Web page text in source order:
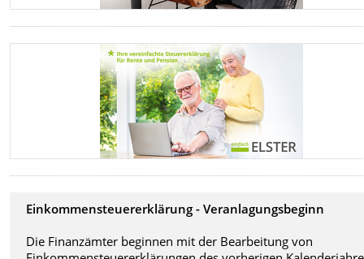
Einkommensteuererklärung - Veranlagungsbeginn
Die Finanzämter beginnen mit der Bearbeitung von